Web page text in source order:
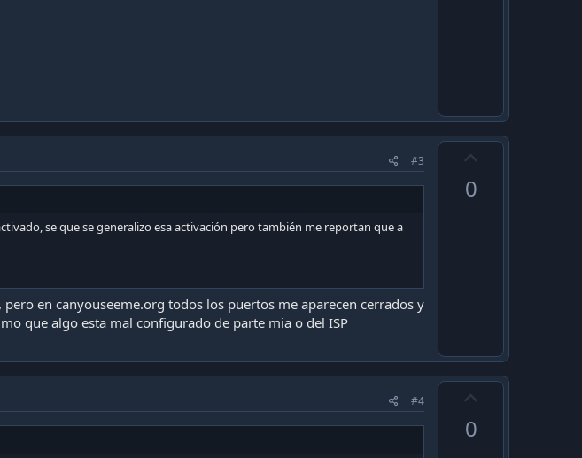
#3
se que se generalizo esa activación pero también me reportan que a
en canyouseeme.org todos los puertos me aparecen cerrados y
que algo esta mal configurado de parte mia o del ISP
0
#4
0